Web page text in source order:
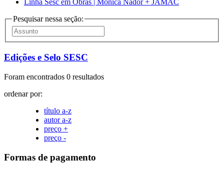
Pesquisar nessa seção:
Edições e Selo SESC
Foram encontrados 0 resultados
ordenar por:
título a-z
autor a-z
preço +
preço -
Formas de pagamento